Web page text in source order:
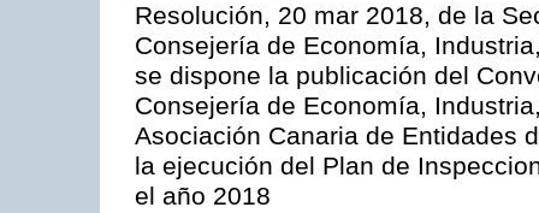
Resolución, 20 mar 2018, de la
Consejería de Economía,
se dispone la publicación del
Consejería de Economía,
Asociación Canaria de Entidades
la ejecución del Plan de
el año 2018